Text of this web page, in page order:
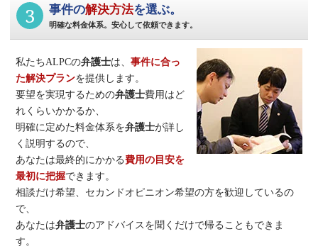
3 事件の解決方法を選ぶ。
明確な料金体系。安心して依頼できます。
私たちALPCの弁護士は、事件に合っ
た解決プランを提供します。
要望を実現するための弁護士費用はど
れくらいかかるか、
明確に定めた料金体系を弁護士が詳し
く説明するので、
あなたは最終的にかかる費用の目安を
最初に把握できます。
相談だけ希望、セカンドオピニオン希望の方を歓迎しているの
で、
あなたは弁護士のアドバイスを聞くだけで帰ることもできま
す。